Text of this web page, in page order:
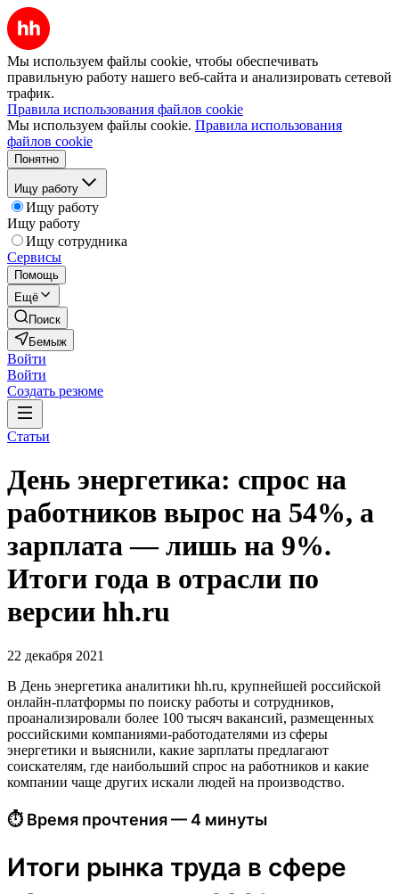
Мы используем файлы cookie, чтобы обеспечивать
правильную работу нашего веб-сайта и анализировать сетевой
трафик.
Правила использования файлов cookie
Мы используем файлы cookie. Правила использования
файлов cookie
Понятно
Ищу работу
Ищу работу
Ищу работу
Ищу сотрудника
Сервисы
Помощь
Ещё
Поиск
Бемыж
Войти
Войти
Создать резюме
Статьи
День энергетика: спрос на
работников вырос на 54%, а
зарплата — лишь на 9%.
Итоги года в отрасли по
версии hh.ru
22 декабря 2021
В День энергетика аналитики hh.ru, крупнейшей российской
онлайн-платформы по поиску работы и сотрудников,
проанализировали более 100 тысяч вакансий, размещенных
российскими компаниями-работодателями из сферы
энергетики и выяснили, какие зарплаты предлагают
соискателям, где наибольший спрос на работников и какие
компании чаще других искали людей на производство.
⏱ Время прочтения — 4 минуты
Итоги рынка труда в сфере